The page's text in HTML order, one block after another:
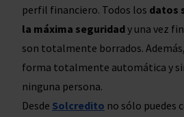
perfil financiero. Todos los datos
la máxima seguridady una vez
son totalmente borrados.
forma totalmente automática y
ninguna persona.
Desde Solcredito no sólo puedes